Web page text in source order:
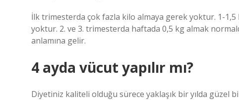
İlk trimesterda çok fazla kilo almaya gerek yoktur. 1-
yoktur. 2. ve 3. trimesterda haftada 0,5 kg almak
anlamına gelir.
4 ayda vücut yapılır mı?
Diyetiniz kaliteli olduğu sürece yaklaşık bir yılda güzel